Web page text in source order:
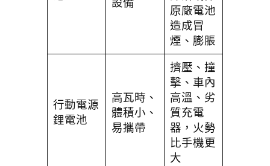
原廠電池
造成冒
煙、膨脹
行動電源
鋰電池
高瓦時、
體積小、
易攜帶
擠壓、撞
擊、車內
高溫、劣
質充電
器，火勢
比手機更
大